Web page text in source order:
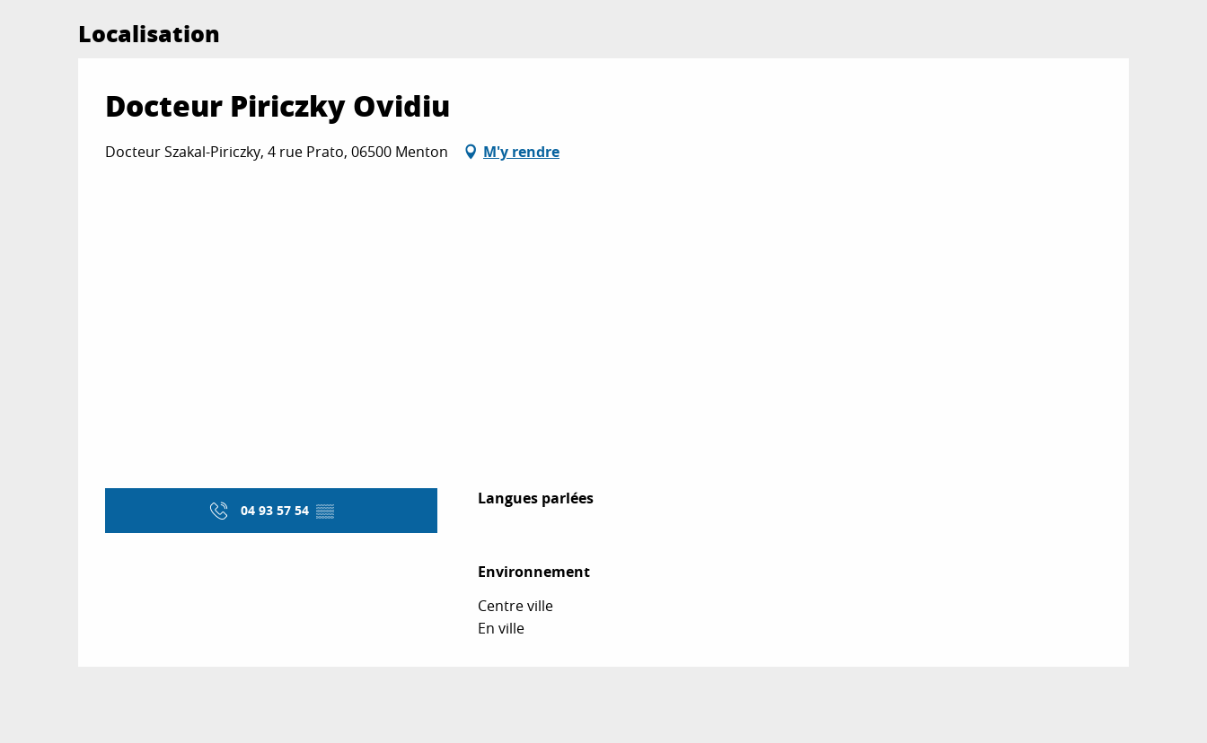
Localisation
Docteur Piriczky Ovidiu
Docteur Szakal-Piriczky, 4 rue Prato, 06500 Menton M'y rendre
04 93 57 54 ▒▒
Langues parlées
Langues parlées
Environnement
Environnement
Centre ville
En ville